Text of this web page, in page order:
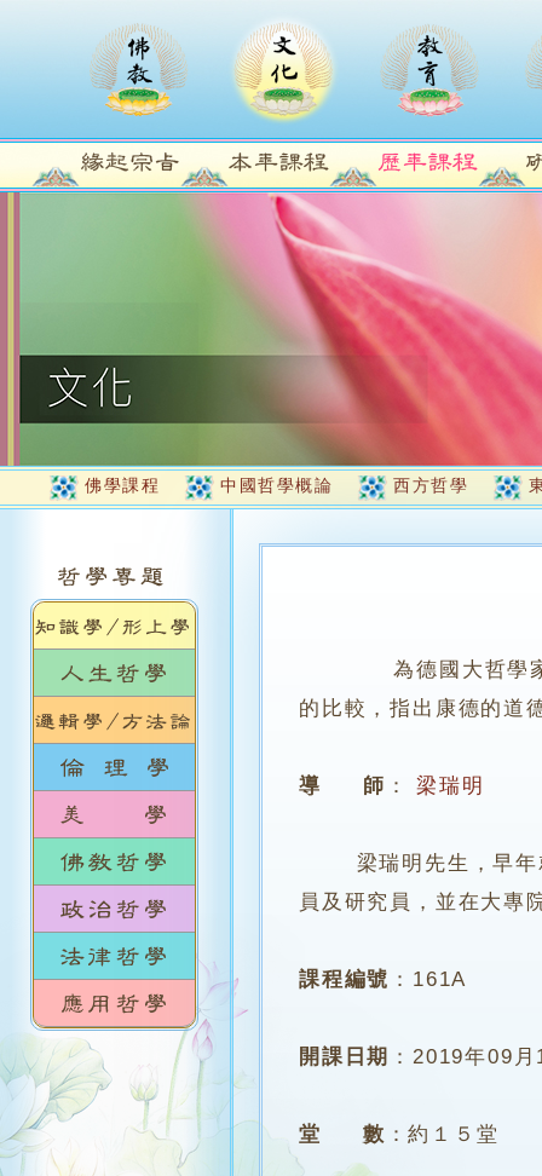
佛學課程 中國哲學概論 西方哲學
為德國大哲學家
的比較，指出康德的道
導 師 ： 梁瑞明
梁瑞明先生，早年就
員及研究員，並在大專
課程編號 ： 161A
開課日期 ：2019年09月
堂 數 ：約１５堂